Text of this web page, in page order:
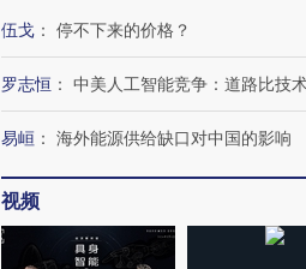
伍戈 ： 停不下来的价格？
罗志恒 ： 中美人工智能竞争：道路比技
易峘 ： 海外能源供给缺口对中国的影响
视频